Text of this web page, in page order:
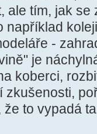
ale tím, jak
například
-
je
koberci,
zkušenosti,
to vypadá